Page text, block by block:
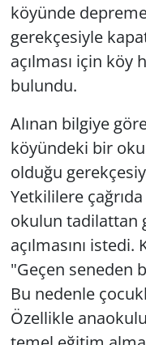
köyünde
gerekçesiyle
açılması için köy
bulundu.
Alınan bilgiye
köyündeki bir
olduğu
Yetkililere
okulun tadilattan
açılmasını
"Geçen seneden
Bu nedenle
Özellikle